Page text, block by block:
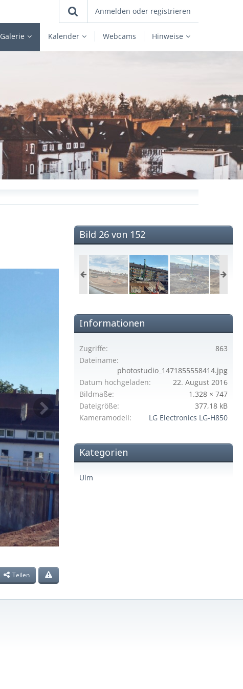
Galerie Kalender Webcams Hinweise
Anmelden oder registrieren
Teilen
Bild 26 von 152
Informationen
Zugriffe
863
Dateiname
photostudio_1471855558414.jpg
Datum hochgeladen
22. August 2016
Bildmaße
1.328 × 747
Dateigröße
377,18 kB
Kameramodell
LG Electronics LG-H850
Kategorien
Ulm